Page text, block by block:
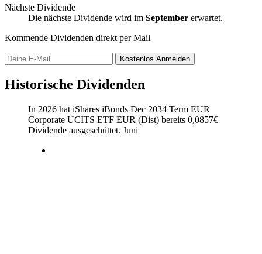
Nächste Dividende
Die nächste Dividende wird im September erwartet.
Kommende Dividenden direkt per Mail
Kostenlos Anmelden
Historische Dividenden
In 2026 hat iShares iBonds Dec 2034 Term EUR
Corporate UCITS ETF EUR (Dist) bereits 0,0857€
Dividende ausgeschüttet. Juni